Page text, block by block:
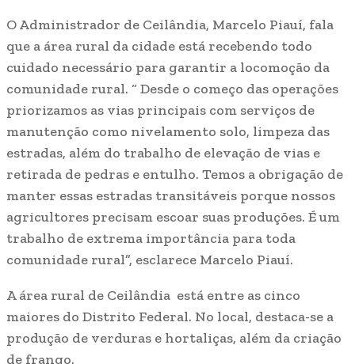
O Administrador de Ceilândia, Marcelo Piauí, fala
que a área rural da cidade está recebendo todo
cuidado necessário para garantir a locomoção da
comunidade rural. “ Desde o começo das operações
priorizamos as vias principais com serviços de
manutenção como nivelamento solo, limpeza das
estradas, além do trabalho de elevação de vias e
retirada de pedras e entulho. Temos a obrigação de
manter essas estradas transitáveis porque nossos
agricultores precisam escoar suas produções. É um
trabalho de extrema importância para toda
comunidade rural”, esclarece Marcelo Piauí.
A área rural de Ceilândia está entre as cinco
maiores do Distrito Federal. No local, destaca-se a
produção de verduras e hortaliças, além da criação
de frango.